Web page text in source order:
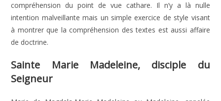
compréhension du point de vue cathare. Il n’y a là nulle
intention malveillante mais un simple exercice de style visant
à montrer que la compréhension des textes est aussi affaire
de doctrine.
Sainte Marie Madeleine, disciple du
Seigneur